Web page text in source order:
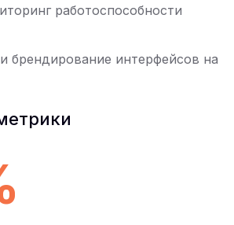
работоспособности
брендирование интерфейсов на